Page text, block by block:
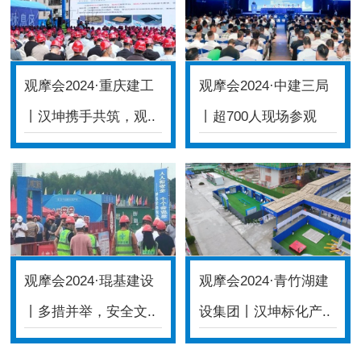
观摩会2024·重庆建工
丨汉坤携手共筑，观..
观摩会2024·中建三局
丨超700人现场参观
体..
观摩会2024·琨基建设
丨多措并举，安全文..
观摩会2024·青竹湖建
设集团丨汉坤标化产..